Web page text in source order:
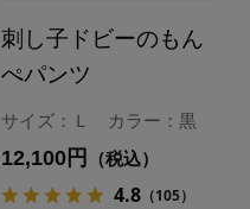
刺し子ドビーのもん
ぺパンツ
サイズ：Ｌ カラー：黒
12,100円 （税込）
4.8（105）